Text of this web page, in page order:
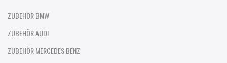
ZUBEHÖR BMW
ZUBEHÖR AUDI
ZUBEHÖR MERCEDES BENZ